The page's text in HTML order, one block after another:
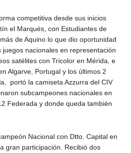
competitiva desde sus inicios
el Marqués, con Estudiantes de
de Aquino lo que dio oportunidad
nacionales en representación
satélites con Tricolor en Mérida, e
Algarve, Portugal y los últimos 2
portó la camiseta Azzurra del CIV
subcampeones nacionales en
Federada y donde queda también
Nacional con Dtto. Capital en
gran participación. Recibió dos